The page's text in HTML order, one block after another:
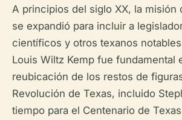
A principios del siglo XX, la misión
se expandió para incluir a
científicos y otros texanos
Louis Wiltz Kemp fue fundamental
reubicación de los restos de
Revolución de Texas, incluido
tiempo para el Centenario de